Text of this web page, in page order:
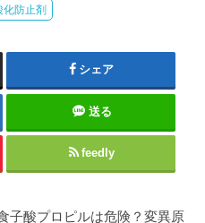
化防止剤
シェア
送る
feedly
子酸プロピルは危険？変異原